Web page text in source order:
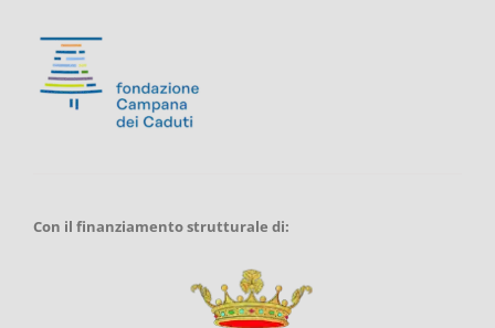
Con il finanziamento strutturale di: